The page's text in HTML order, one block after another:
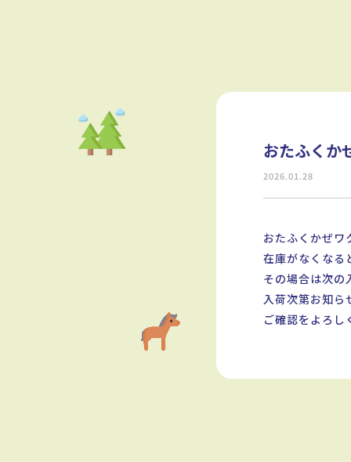
おたふくか
2026.01.28
おたふくかぜワ
在庫がなくなる
その場合は次の
入荷次第お知ら
ご確認をよろし